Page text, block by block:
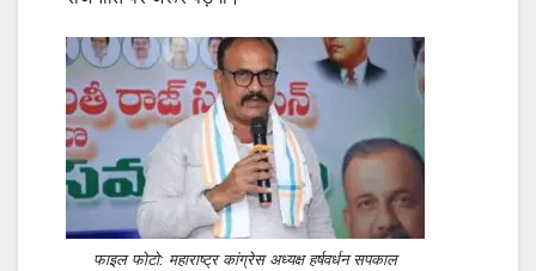
फाइल फोटो: महाराष्ट्र कांग्रेस अध्यक्ष हर्षवर्धन सपकाल